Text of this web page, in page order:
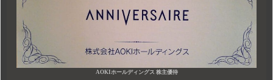
AOKIホールディングス 株主優待